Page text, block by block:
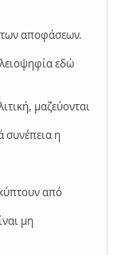
των αποφάσεων.
εδώ
μαζεύονται
συνέπεια η
από
μη